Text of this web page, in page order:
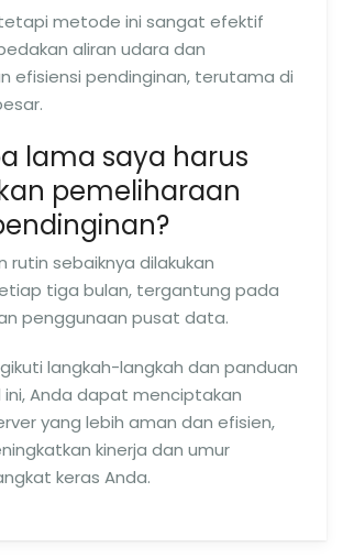
tetapi metode ini sangat efektif
aliran udara dan
efisiensi pendinginan, terutama di
lama saya harus
pemeliharaan
rutin sebaiknya dilakukan
tiga bulan, tergantung pada
penggunaan pusat data.
langkah-langkah dan panduan
Anda dapat menciptakan
yang lebih aman dan efisien,
kinerja dan umur
keras Anda.